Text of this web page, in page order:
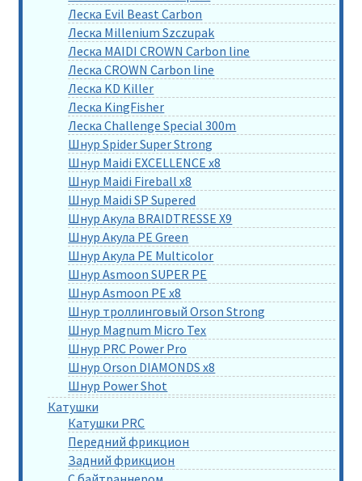
Леска Evil Beast Carbon
Леска Millenium Szczupak
Леска MAIDI CROWN Carbon line
Леска CROWN Carbon line
Леска KD Killer
Леска KingFisher
Леска Challenge Special 300m
Шнур Spider Super Strong
Шнур Maidi EXCELLENCE x8
Шнур Maidi Fireball x8
Шнур Maidi SP Supered
Шнур Акула BRAIDTRESSE X9
Шнур Акула PE Green
Шнур Акула PE Multicolor
Шнур Asmoon SUPER PE
Шнур Asmoon PE x8
Шнур троллинговый Orson Strong
Шнур Magnum Micro Tex
Шнур PRC Power Pro
Шнур Orson DIAMONDS x8
Шнур Power Shot
Катушки
Катушки PRC
Передний фрикцион
Задний фрикцион